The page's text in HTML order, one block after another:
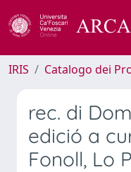
IRIS Catalogo dei
rec. di
edició a
Fonoll, Lo